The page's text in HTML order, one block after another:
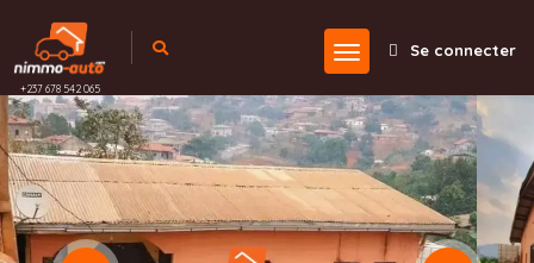
+237 678 542 065
Se connecter